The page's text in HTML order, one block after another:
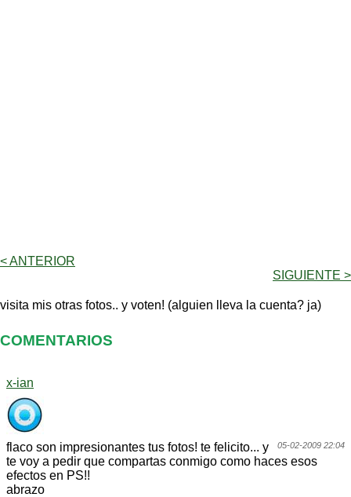
< ANTERIOR
SIGUIENTE >
visita mis otras fotos.. y voten! (alguien lleva la cuenta? ja)
COMENTARIOS
x-ian
05-02-2009 22:04
flaco son impresionantes tus fotos! te felicito... y
te voy a pedir que compartas conmigo como haces esos
efectos en PS!!
abrazo